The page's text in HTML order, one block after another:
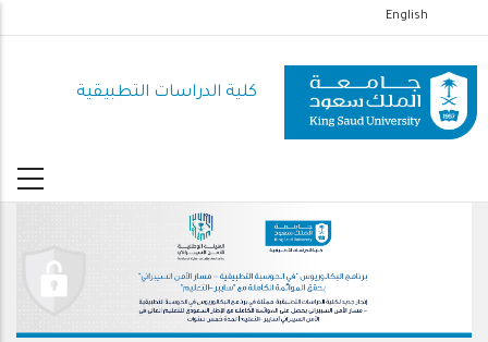
إلى
المحتوى
الرئيسي
English
كلية الدراسات التطبيقية